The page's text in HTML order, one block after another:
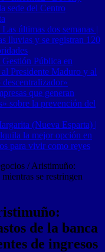
sede del Centro
últimas dos semanas |
lluvias y se registran 120
Gestión Pública en
Presidente Maduro y al
que generan
sobre la prevención del
(Nueva Esparta) |
la mejor opción en
para vivir como reyes
/ Aristimuño:
se restringen
de la banca
de ingresos